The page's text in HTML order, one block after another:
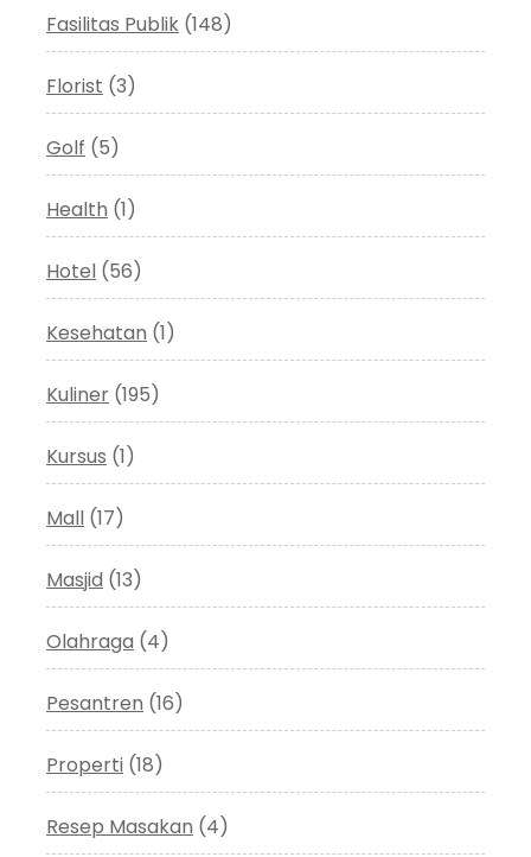
Fasilitas Publik (148)
Florist (3)
Golf (5)
Health (1)
Hotel (56)
Kesehatan (1)
Kuliner (195)
Kursus (1)
Mall (17)
Masjid (13)
Olahraga (4)
Pesantren (16)
Properti (18)
Resep Masakan (4)